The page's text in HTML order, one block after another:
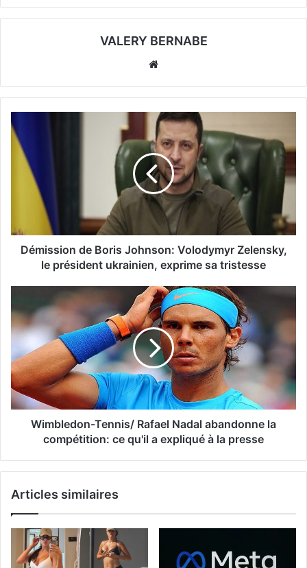
VALERY BERNABE
Démission de Boris Johnson: Volodymyr Zelensky,
le président ukrainien, exprime sa tristesse
Wimbledon-Tennis/ Rafael Nadal abandonne la
compétition: ce qu'il a expliqué à la presse
Articles similaires